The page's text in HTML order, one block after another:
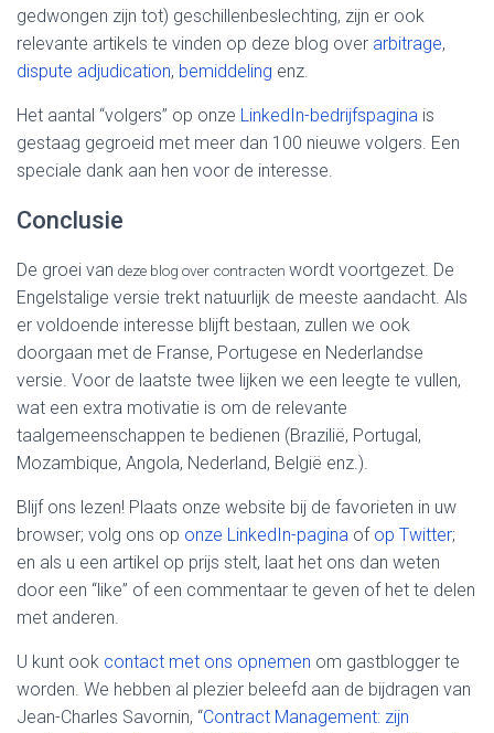
gedwongen zijn tot) geschillenbeslechting, zijn er ook
relevante artikels te vinden op deze blog over arbitrage,
dispute adjudication, bemiddeling enz.
Het aantal “volgers” op onze LinkedIn-bedrijfspagina is
gestaag gegroeid met meer dan 100 nieuwe volgers. Een
speciale dank aan hen voor de interesse.
Conclusie
De groei van deze blog over contracten wordt voortgezet. De
Engelstalige versie trekt natuurlijk de meeste aandacht. Als
er voldoende interesse blijft bestaan, zullen we ook
doorgaan met de Franse, Portugese en Nederlandse
versie. Voor de laatste twee lijken we een leegte te vullen,
wat een extra motivatie is om de relevante
taalgemeenschappen te bedienen (Brazilië, Portugal,
Mozambique, Angola, Nederland, België enz.).
Blijf ons lezen! Plaats onze website bij de favorieten in uw
browser; volg ons op onze LinkedIn-pagina of op Twitter;
en als u een artikel op prijs stelt, laat het ons dan weten
door een “like” of een commentaar te geven of het te delen
met anderen.
U kunt ook contact met ons opnemen om gastblogger te
worden. We hebben al plezier beleefd aan de bijdragen van
Jean-Charles Savornin, “Contract Management: zijn